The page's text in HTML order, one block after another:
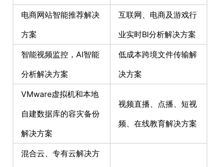
电商网站智能推荐解决
方案
互联网、电商及游戏行
业实时BI分析解决方案
智能视频监控，AI智能
分析解决方案
低成本跨境文件传输解
决方案
VMware虚拟机和本地
自建数据库的容灾备份
解决方案
视频直播、点播、短视
频、在线教育解决方案
混合云、专有云解决方